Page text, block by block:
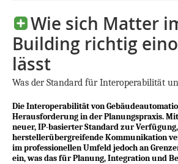
Wie sich Matter
Building richtig
lässt
Was der Standard für Interoperabilität
Die Interoperabilität von
Herausforderung in der Planungspraxis.
neuer, IP-basierter Standard zur
herstellerübergreifende Kommunikation
im professionellen Umfeld jedoch an
ein, was das für Planung, Integration und